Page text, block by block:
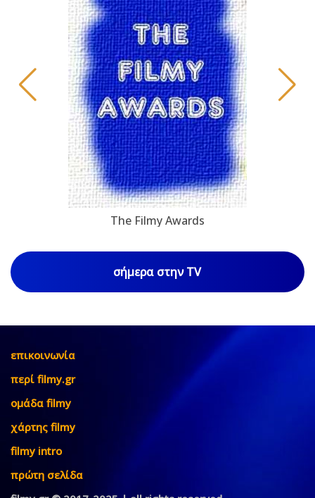
The Filmy Awards
σήμερα στην TV
επικοινωνία
περί filmy.gr
ομάδα filmy
χάρτης filmy
filmy intro
πρώτη σελίδα